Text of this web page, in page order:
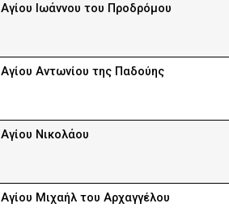
Αγίου Ιωάννου του Προδρόμου
Αγίου Αντωνίου της Παδούης
Αγίου Νικολάου
Αγίου Μιχαήλ του Αρχαγγέλου